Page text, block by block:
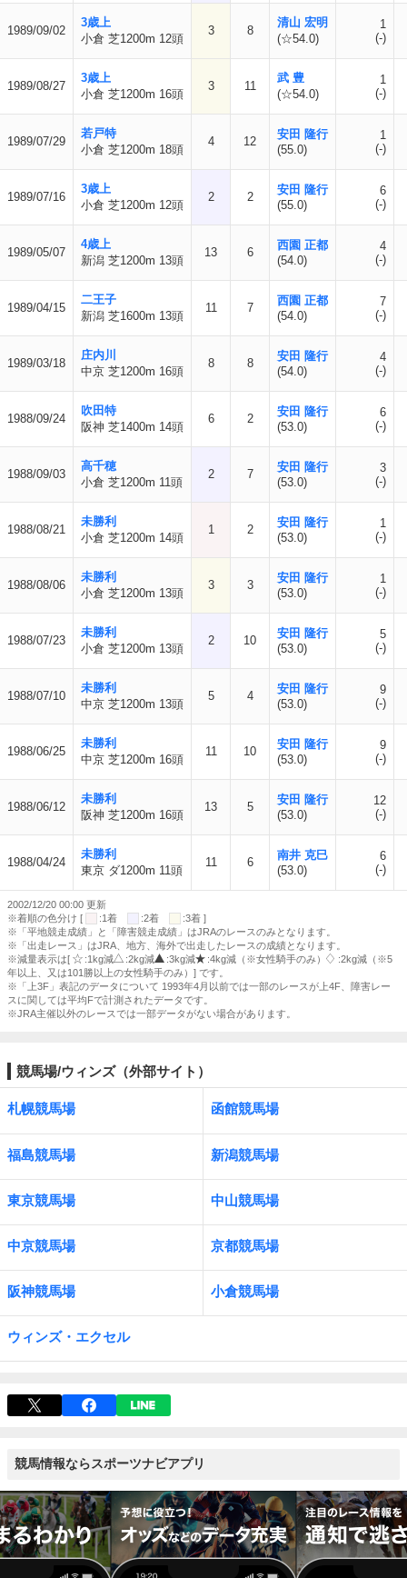
1989/09/02
3歳上
小倉 芝1200m 12頭
3 8
清山 宏明
(☆54.0)
1
(-)
1989/08/27
3歳上
小倉 芝1200m 16頭
3 11
武 豊
(☆54.0)
1
(-)
1989/07/29
若戸特
小倉 芝1200m 18頭
4 12
安田 隆行
(55.0)
1
(-)
1989/07/16
3歳上
小倉 芝1200m 12頭
2 2
安田 隆行
(55.0)
6
(-)
1989/05/07
4歳上
新潟 芝1200m 13頭
13 6
西園 正都
(54.0)
4
(-)
1989/04/15
二王子
新潟 芝1600m 13頭
11 7
西園 正都
(54.0)
7
(-)
1989/03/18
庄内川
中京 芝1200m 16頭
8 8
安田 隆行
(54.0)
4
(-)
1988/09/24
吹田特
阪神 芝1400m 14頭
6 2
安田 隆行
(53.0)
6
(-)
1988/09/03
高千穂
小倉 芝1200m 11頭
2 7
安田 隆行
(53.0)
3
(-)
1988/08/21
未勝利
小倉 芝1200m 14頭
1 2
安田 隆行
(53.0)
1
(-)
1988/08/06
未勝利
小倉 芝1200m 13頭
3 3
安田 隆行
(53.0)
1
(-)
1988/07/23
未勝利
小倉 芝1200m 13頭
2 10
安田 隆行
(53.0)
5
(-)
1988/07/10
未勝利
中京 芝1200m 13頭
5 4
安田 隆行
(53.0)
9
(-)
1988/06/25
未勝利
中京 芝1200m 16頭
11 10
安田 隆行
(53.0)
9
(-)
1988/06/12
未勝利
阪神 芝1200m 16頭
13 5
安田 隆行
(53.0)
12
(-)
1988/04/24
未勝利
東京 ダ1200m 11頭
11 6
南井 克巳
(53.0)
6
(-)
2002/12/20 00:00 更新
※着順の色分け [
:1着 :2着
:3着 ]
※「平地競走成績」と「障害競走成績」はJRAのレースのみとなります。
※「出走レース」はJRA、地方、海外で出走したレースの成績となります。
※減量表示は[
:1kg減 :2kg減 :3kg減 :4kg減（※女性騎手のみ）
:2kg減（※5
年以上、又は101勝以上の女性騎手のみ）] です。
※「上3F」表記のデータについて 1993年4月以前では一部のレースが上4F、障害レー
スに関しては平均Fで計測されたデータです。
※JRA主催以外のレースでは一部データがない場合があります。
競馬場/ウィンズ（外部サイト）
札幌競馬場 函館競馬場
福島競馬場 新潟競馬場
東京競馬場 中山競馬場
中京競馬場 京都競馬場
阪神競馬場 小倉競馬場
ウィンズ・エクセル
競馬情報ならスポーツナビアプリ